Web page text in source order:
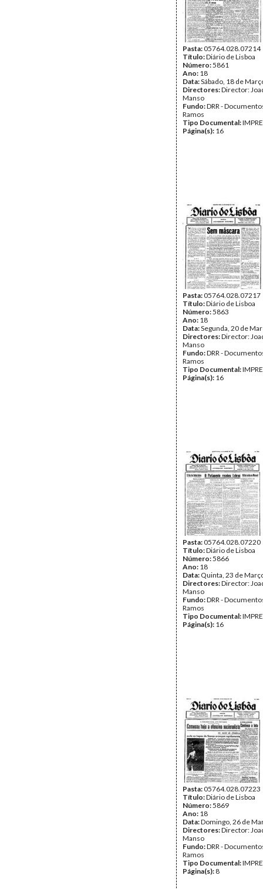
Pasta:05764.028.07214
Título:Diário de Lisboa
Número:5861
Ano: 18
Data:Sábado, 18 de
Directores:Director:
Manso
Fundo:DRR -
Ramos
Tipo Documental:
Página(s): 16
Pasta:05764.028.07217
Título:Diário de Lisboa
Número:5863
Ano: 18
Data:Segunda, 20 de
Directores:Director:
Manso
Fundo:DRR -
Ramos
Tipo Documental:
Página(s): 16
Pasta:05764.028.07220
Título:Diário de Lisboa
Número:5866
Ano: 18
Data: Quinta, 23 de
Directores:Director:
Manso
Fundo:DRR -
Ramos
Tipo Documental:
Página(s): 16
Pasta:05764.028.07223
Título:Diário de Lisboa
Número:5869
Ano: 18
Data:Domingo, 26 de
Directores:Director:
Manso
Fundo:DRR -
Ramos
Tipo Documental:
Página(s): 8